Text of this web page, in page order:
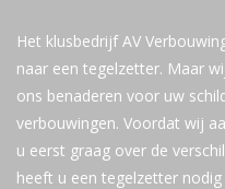
Het klusbedrijf AV
naar een tegelzetter. Maar
ons benaderen voor uw
verbouwingen. Voordat wij
u eerst graag over de
heeft u een tegelzetter nodig